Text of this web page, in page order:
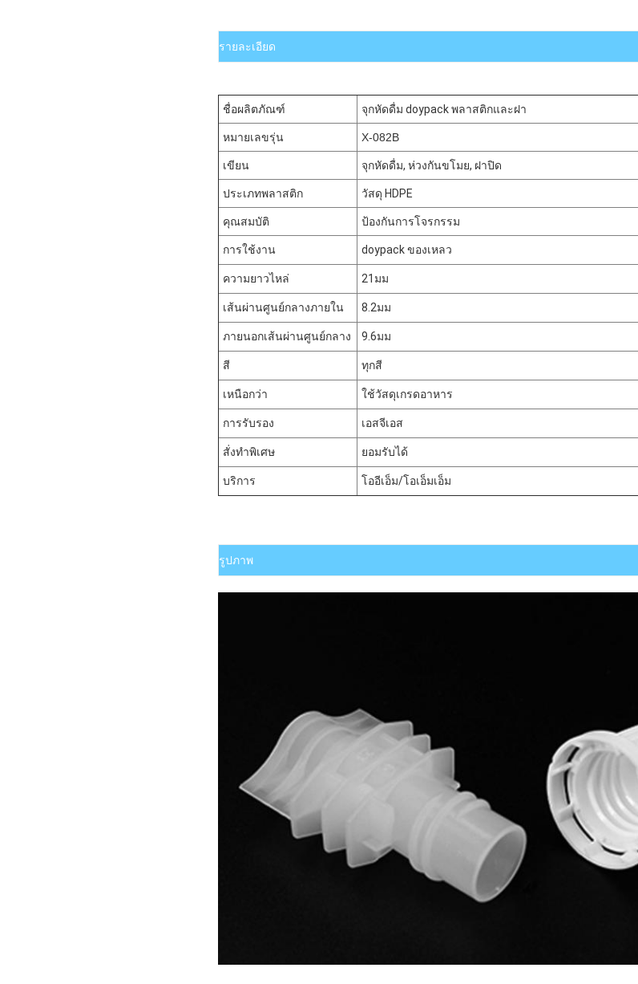
รายละเอียด
ชื่อผลิตภัณฑ์ จุกหัดดื่ม doypack พลาสติกและฝา
หมายเลขรุ่น X-082B
เขียน จุกหัดดื่ม, ห่วงกันขโมย, ฝาปิด
ประเภทพลาสติก วัสดุ HDPE
คุณสมบัติ ป้องกันการโจรกรรม
การใช้งาน doypack ของเหลว
ความยาวไหล่ 21มม
เส้นผ่านศูนย์กลางภายใน 8.2มม
ภายนอกเส้นผ่านศูนย์กลาง 9.6มม
สี ทุกสี
เหนือกว่า ใช้วัสดุเกรดอาหาร
การรับรอง เอสจีเอส
สั่งทำพิเศษ ยอมรับได้
บริการ โออีเอ็ม/โอเอ็มเอ็ม
รูปภาพ